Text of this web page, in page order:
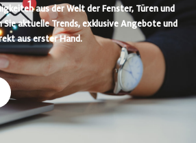
aus der Welt der Fenster, Türen und
Sie aktuelle Trends, exklusive Angebote und
aus erster Hand.